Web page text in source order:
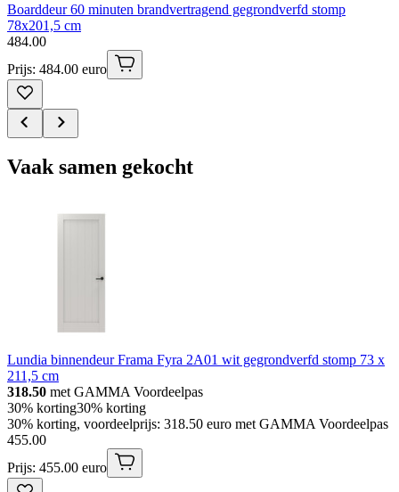
Boarddeur 60 minuten brandvertragend gegrondverfd stomp
78x201,5 cm
484.00
Prijs: 484.00 euro
Vaak samen gekocht
Lundia binnendeur Frama Fyra 2A01 wit gegrondverfd stomp 73 x
211,5 cm
318.50 met GAMMA Voordeelpas
30% korting30% korting
30% korting, voordeelprijs: 318.50 euro met GAMMA Voordeelpas
455.00
Prijs: 455.00 euro